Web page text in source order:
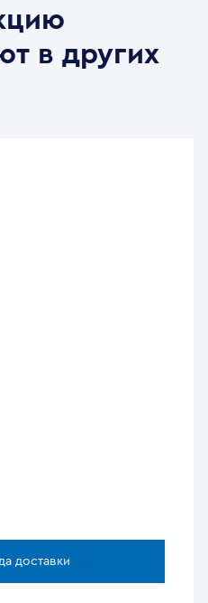
в других
доставки